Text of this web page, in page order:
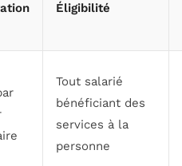
Éligibilité
Tout salarié
bénéficiant des
services à la
personne